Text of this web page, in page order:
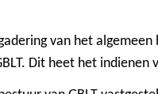
van het
Dit heet het indienen